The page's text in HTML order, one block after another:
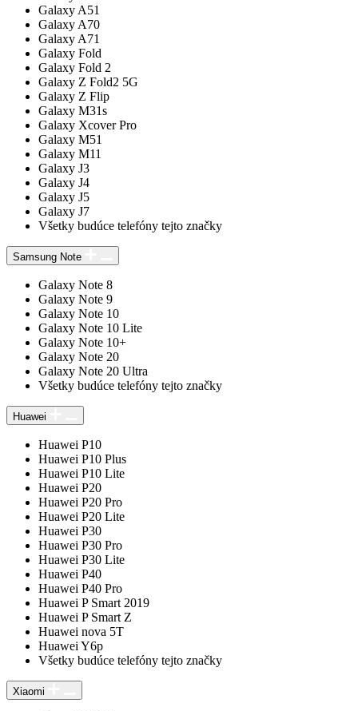
Galaxy A51
Galaxy A70
Galaxy A71
Galaxy Fold
Galaxy Fold 2
Galaxy Z Fold2 5G
Galaxy Z Flip
Galaxy M31s
Galaxy Xcover Pro
Galaxy M51
Galaxy M11
Galaxy J3
Galaxy J4
Galaxy J5
Galaxy J7
Všetky budúce telefóny tejto značky
Samsung Note
Galaxy Note 8
Galaxy Note 9
Galaxy Note 10
Galaxy Note 10 Lite
Galaxy Note 10+
Galaxy Note 20
Galaxy Note 20 Ultra
Všetky budúce telefóny tejto značky
Huawei
Huawei P10
Huawei P10 Plus
Huawei P10 Lite
Huawei P20
Huawei P20 Pro
Huawei P20 Lite
Huawei P30
Huawei P30 Pro
Huawei P30 Lite
Huawei P40
Huawei P40 Pro
Huawei P Smart 2019
Huawei P Smart Z
Huawei nova 5T
Huawei Y6p
Všetky budúce telefóny tejto značky
Xiaomi